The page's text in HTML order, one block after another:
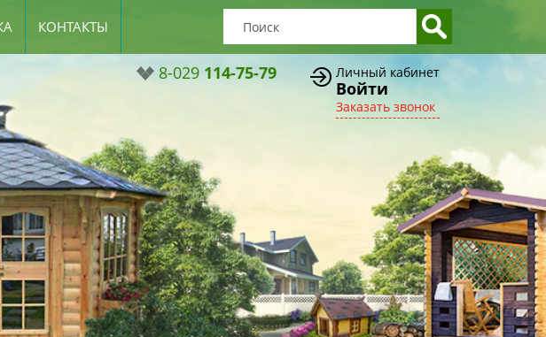
КОНТАКТЫ
8-029 114-75-79 Личный кабинет
Войти
Заказать звонок